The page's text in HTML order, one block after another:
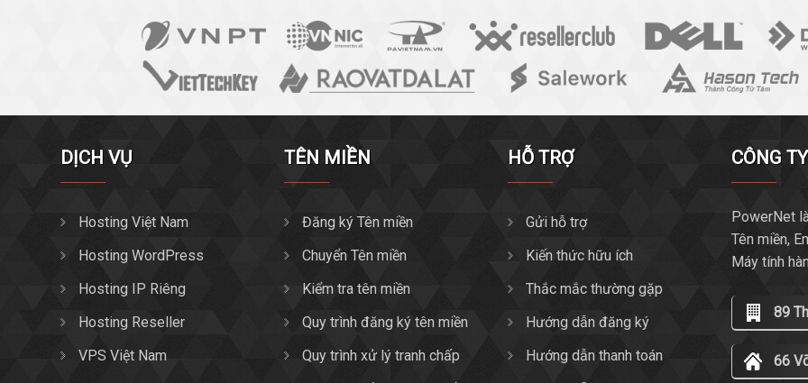
DỊCH VỤ
Hosting Việt Nam
Hosting WordPress
Hosting IP Riêng
Hosting Reseller
VPS Việt Nam
TÊN MIỀN
Đăng ký Tên miền
Chuyển Tên miền
Kiểm tra tên miền
Quy trình đăng ký tên miền
Quy trình xử lý tranh chấp
HỖ TRỢ
Gửi hỗ trợ
Kiến thức hữu ích
Thắc mắc thường gặp
Hướng dẫn đăng ký
Hướng dẫn thanh toán
CÔNG
PowerNet
Tên miền,
Máy tính
89
66